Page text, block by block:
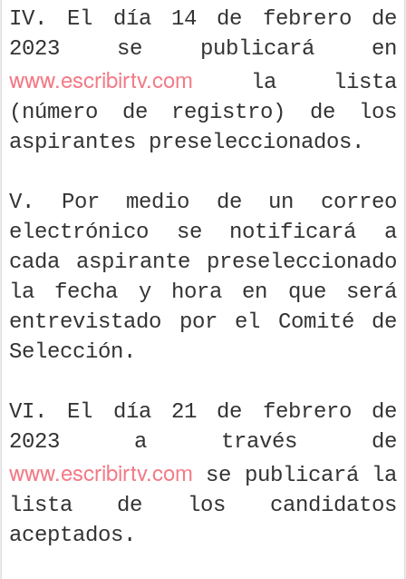
IV. El día 14 de febrero de
2023 se publicará en
www.escribirtv.com la lista
(número de registro) de los
aspirantes preseleccionados.
V. Por medio de un correo
electrónico se notificará a
cada aspirante preseleccionado
la fecha y hora en que será
entrevistado por el Comité de
Selección.
VI. El día 21 de febrero de
2023 a través de
www.escribirtv.com se publicará la
lista de los candidatos
aceptados.